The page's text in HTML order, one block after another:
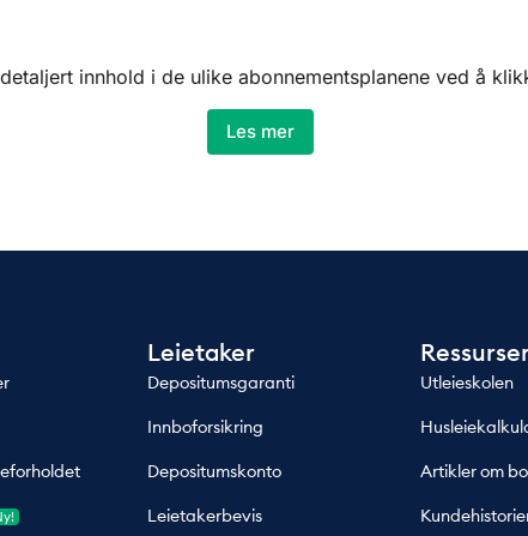
innhold i de ulike abonnementsplanene ved å
Les mer
Leietaker
Depositumsgaranti
Innboforsikring
Depositumskonto
Leietakerbevis
Utleieskolen
Artikler om